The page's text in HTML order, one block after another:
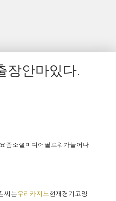
장안마있다.
즘소셜미디어팔로워가늘어나
씨는우리카지노현재경기고양